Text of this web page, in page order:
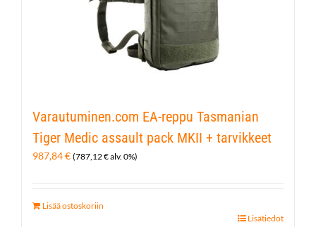
Varautuminen.com EA-reppu Tasmanian
Tiger Medic assault pack MKII + tarvikkeet
987,84€ (787,12€alv. 0%)
Lisää ostoskoriin
Lisätiedot